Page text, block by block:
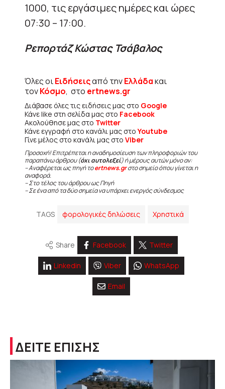
1000, τις εργάσιμες ημέρες και ώρες
07:30 – 17:00.
Ρεπορτάζ Κώστας Τσάβαλος
Όλες οιΕιδήσειςαπό τηνΕλλάδακαι
τονΚόσμο, στο ertnews.gr
Διάβασε όλες τις ειδήσεις μας στο Google
Κάνε like στη σελίδα μας στο Facebook
Ακολούθησε μας στο Twitter
Κάνε εγγραφή στο κανάλι μας στοYoutube
Γίνε μέλος στο κανάλι μας στο Viber
Προσοχή! Επιτρέπεται η αναδημοσίευση των πληροφοριών του
παραπάνω άρθρου (όχι αυτολεξεί) ή μέρους αυτών μόνο αν:
– Αναφέρεται ως πηγή τοertnews.grστο σημείο όπου γίνεται η
αναφορά.
– Στο τέλος του άρθρου ως Πηγή
– Σε ένα από τα δύο σημεία να υπάρχει ενεργός σύνδεσμος
TAGS φορολογικές δηλώσεις Χρηστικά
Share Facebook Twitter
Linkedin Viber WhatsApp
Email
ΔΕΙΤΕ ΕΠΙΣΗΣ